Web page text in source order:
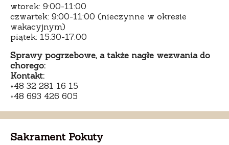
wtorek: 9:00-11:00
czwartek: 9:00-11:00 (nieczynne w okresie
wakacyjnym)
piątek: 15:30-17:00
Sprawy pogrzebowe, a także nagłe wezwania do
chorego:
Kontakt:
+48 32 281 16 15
+48 693 426 605
Sakrament Pokuty